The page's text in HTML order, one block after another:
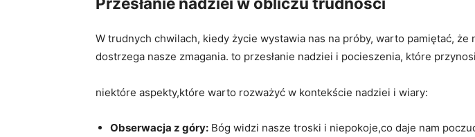
W trudnych chwilach, kiedy życie wystawia nas na próby, warto pamiętać,
dostrzega nasze zmagania. to przesłanie nadziei i pocieszenia, które
niektóre aspekty,które warto rozważyć w kontekście nadziei i wiary:
Obserwacja z góry: Bóg widzi nasze troski i niepokoje,co daje nam